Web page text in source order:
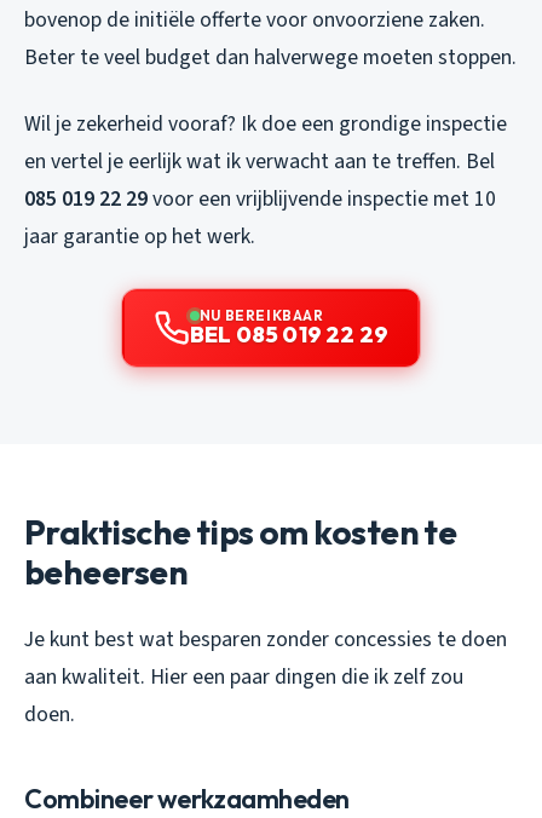
bovenop de initiële offerte voor onvoorziene zaken.
Beter te veel budget dan halverwege moeten stoppen.
Wil je zekerheid vooraf? Ik doe een grondige inspectie
en vertel je eerlijk wat ik verwacht aan te treffen. Bel
085 019 22 29voor een vrijblijvende inspectie met 10
jaar garantie op het werk.
NU BEREIKBAAR
BEL 085 019 22 29
Praktische tips om kosten te
beheersen
Je kunt best wat besparen zonder concessies te doen
aan kwaliteit. Hier een paar dingen die ik zelf zou
doen.
Combineer werkzaamheden